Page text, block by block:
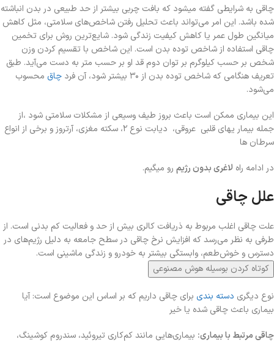
چاقی به شرایطی گفته میشود که بافت چربی بیشتر از حد طبیعی در بدن انباشته
شده باشد. این امر می‌تواند باعث تحلیل رفتن شاخص‌های سلامتی، مثل کاهش
میانگین طول عمر یا کاهش کیفیت زندگی شود. شایع‌ترین روش برای تخمین
چاقی استفاده از شاخص توده بدن است. این شاخص با تقسیم کردن وزن
شخص بر حسب کیلوگرم بر توان دوم قد او بر حسب متر به دست می‌آید. طبق
تعریف هنگامی که شاخص توده بدن از ۳۰ بیشتر شود، آن فرد
چاق محسوب
می‌شود.
این بیماری ممکن است باعث بروز طیف وسیعی از مشکلات سلامتی شود ،از
جمله بیمار یهای قلبی عروقی، دیابت نوع ۲، سکته مغزی، آرتروز و برخی از انواع
سرطان ها
در ادامه راه لاغری بدون رژیم رو میگیم.
علل چاقی
علت چاقی اغلب مربوط به ذریافت کالری بیش از حد و فعالیت کم بدنی است. از
طرفی به نظر می‌رسد که افزایش نرخ چاقی در سطح جامعه به دلیل رژیم‌های در
دسترس و خوش‌طعم، وابستگی بیشتر به خودرو و زندگی ماشینی است.
کوتاه کردن بوسیله هوش مصنوعی
نوع دیگری دسته بندی برای چاقی داریم که بر اساس این موضوع است: آیا
بیماری باعث چاقی شده یا خیر
چاقی مرتبط با بیماری: بیماری‌هایی مانند کم‌کاری تیروئید، سندروم کوشینگ،